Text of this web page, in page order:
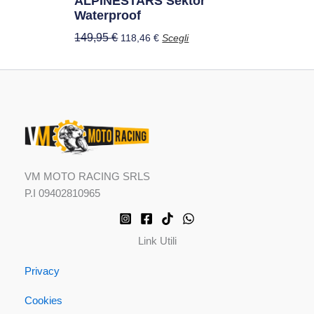
Waterproof
149,95€ 118,46€ Scegliprodotto
VM MOTO RACING SRLS
P.I 09402810965
Link Utili
Privacy
Cookies